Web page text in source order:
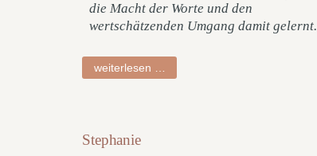
die Macht der Worte und den
wertschätzenden Umgang damit gelernt.
weiterlesen …
Stephanie